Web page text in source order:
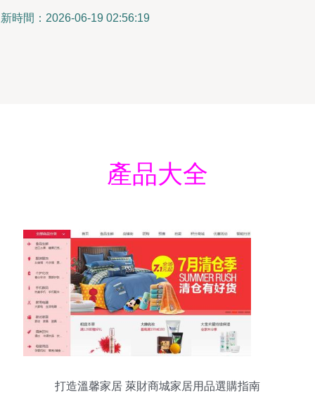
時間：2026-06-19 02:56:19
產品大全
打造溫馨家居 萊財商城家居用品選購指南